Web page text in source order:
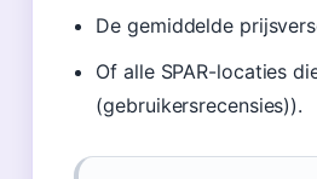
De gemiddelde
Of alle SPAR-locaties
(gebruikersrecensies)).